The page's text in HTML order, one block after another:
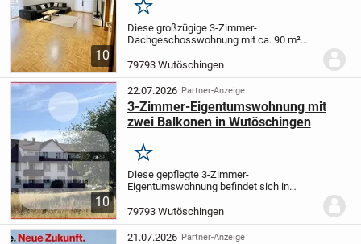
10
Merken
Diese großzügige 3-Zimmer-
Dachgeschosswohnung mit ca. 90 m²
gepflegten 6-Familienhaus aus dem
Baujahr 2002 in Horheim und überzeugt
durch eine durchdachte Raumaufteil...
79793 Wutöschingen
10
22.07.2026 Partner-Anzeige
3-Zimmer-Eigentumswohnung mit
zwei Balkonen in Wutöschingen
Merken
Diese gepflegte 3-Zimmer-
Eigentumswohnung befindet sich in
lediglich drei Wohneinheiten. Zusammen
mit dem direkt angebauten Gebäudeteil
umfasst die Wohnanlage...
79793 Wutöschingen
21.07.2026 Partner-Anzeige